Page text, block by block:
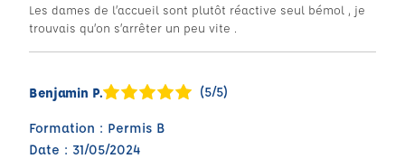
Les dames de l’accueil sont plutôt réactive seul bémol , je
trouvais qu’on s’arrêter un peu vite .
Benjamin P. (5/5)
Formation : Permis B
Date : 31/05/2024